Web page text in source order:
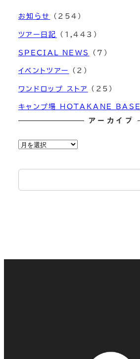
お知らせ (254)
ツアー日記 (1,443)
SPECIAL NEWS (7)
イベントツアー (2)
ワンドロップ ストア (25)
キャンプ場 HOTAKANE BASE
アーカイブ
ア
カ